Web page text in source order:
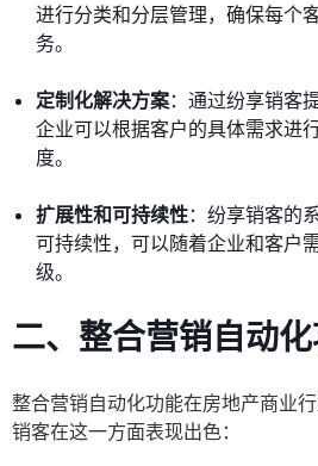
进行分类和分层管理，确保每个
务。
定制化解决方案：通过纷享销客
企业可以根据客户的具体需求进
度。
扩展性和可持续性：纷享销客的
可持续性，可以随着企业和客户
级。
二、整合营销自动
整合营销自动化功能在房地产商业
销客在这一方面表现出色：